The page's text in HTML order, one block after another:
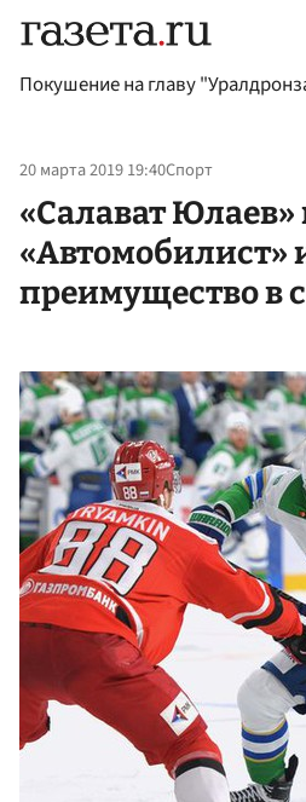
Покушение на главу
20 марта 2019 19:40Спорт
«Салават Юлаев»
«Автомобилист»
преимущество в